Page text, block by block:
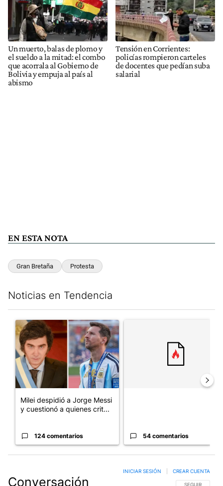
Un muerto, balas de plomo y
el sueldo a la mitad: el combo
que acorrala al Gobierno de
Bolivia y empuja al país al
abismo
Tensión en Corrientes:
policías rompieron carteles
de docentes que pedían suba
salarial
EN ESTA NOTA
Gran Bretaña Protesta
Noticias en Tendencia
Un artículo de tendencia con el título "Milei despidió a Jorge
Milei despidió a Jorge Messi
y cuestionó a quienes crit...
124 comentarios 54 comentarios
Conversación SIGA ESTA
SEGUIR
INICIAR SESIÓN CREAR CUENTA